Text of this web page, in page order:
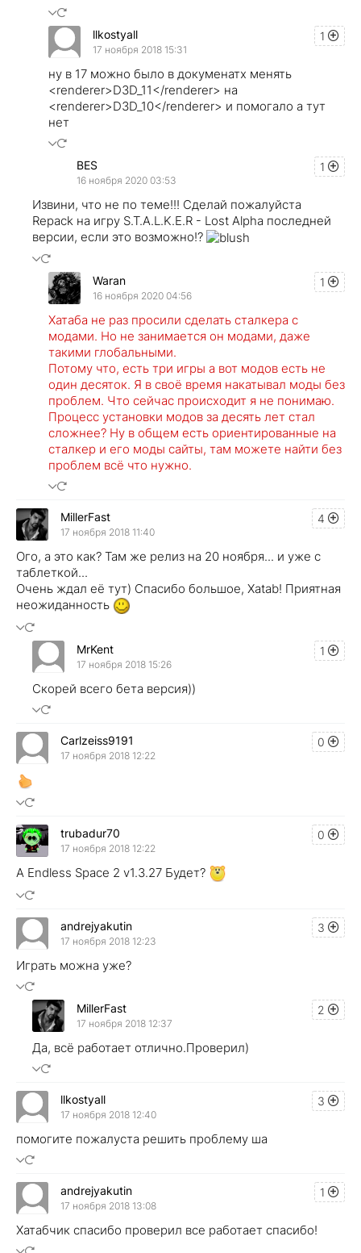
1
llkostyall
17 ноября 2018 15:31
ну в 17 можно было в докуменатх менять
<renderer>D3D_11</renderer> на
<renderer>D3D_10</renderer> и помогало а тут
нет
1
BES
16 ноября 2020 03:53
Извини, что не по теме!!! Сделай пожалуйста
Repack на игру S.T.A.L.K.E.R - Lost Alpha последней
версии, если это возможно!?
1
Waran
16 ноября 2020 04:56
Хатаба не раз просили сделать сталкера с
модами. Но не занимается он модами, даже
такими глобальными.
Потому что, есть три игры а вот модов есть не
один десяток. Я в своё время накатывал моды без
проблем. Что сейчас происходит я не понимаю.
Процесс установки модов за десять лет стал
сложнее? Ну в общем есть ориентированные на
сталкер и его моды сайты, там можете найти без
проблем всё что нужно.
4
MillerFast
17 ноября 2018 11:40
Ого, а это как? Там же релиз на 20 ноября... и уже с
таблеткой...
Очень ждал её тут) Спасибо большое, Хatab! Приятная
неожиданность
1
MrKent
17 ноября 2018 15:26
Скорей всего бета версия))
0
Carlzeiss9191
17 ноября 2018 12:22
0
trubadur70
17 ноября 2018 12:22
А Endless Space 2 v1.3.27 Будет?
3
andrejyakutin
17 ноября 2018 12:23
Играть можна уже?
2
MillerFast
17 ноября 2018 12:37
Да, всё работает отлично.Проверил)
3
llkostyall
17 ноября 2018 12:40
помогите пожалуста решить проблему ша
1
andrejyakutin
17 ноября 2018 13:08
Хатабчик спасибо проверил все работает спасибо!